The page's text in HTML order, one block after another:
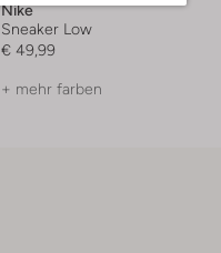
Nike
Sneaker Low
€ 49,99
+ mehr farben